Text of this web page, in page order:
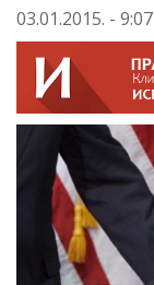
03.01.2015. - 9:07